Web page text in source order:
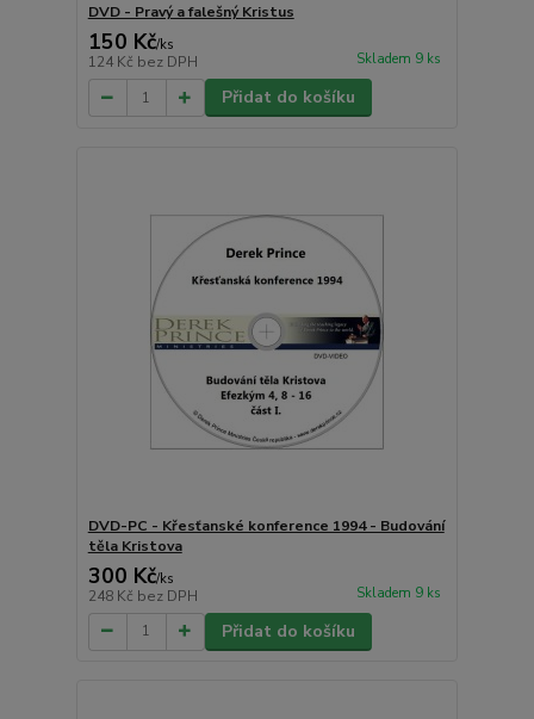
DVD - Pravý a falešný Kristus
150 Kč/ks
124 Kč bez DPH Skladem 9 ks
Přidat do košíku
DVD-PC - Křesťanské konference 1994 - Budování
těla Kristova
300 Kč/ks
248 Kč bez DPH Skladem 9 ks
Přidat do košíku